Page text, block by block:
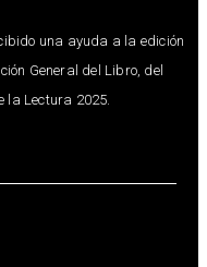
una ayuda a la edición
General del Libro, del
la Lectura 2025.